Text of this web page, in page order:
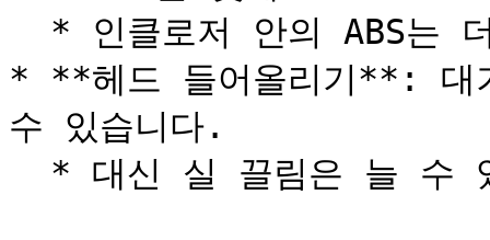
* **헤드 들어올리기**: 대
수 있습니다.